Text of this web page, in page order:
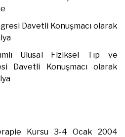
Davetli Konuşmacı olarak
Ulusal Fiziksel Tıp ve
Davetli Konuşmacı olarak
Kursu 3-4 Ocak 2004